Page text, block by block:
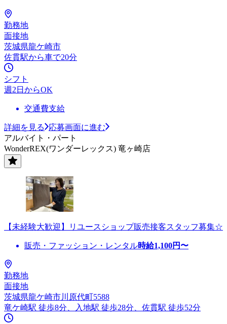
勤務地
面接地
茨城県龍ケ崎市
佐貫駅から車で20分
シフト
週2日からOK
交通費支給
詳細を見る
応募画面に進む
アルバイト・パート
WonderREX(ワンダーレックス) 竜ヶ崎店
【未経験大歓迎】リユースショップ販売接客スタッフ募集☆
販売・ファッション・レンタル時給1,100円〜
勤務地
面接地
茨城県龍ケ崎市川原代町5588
竜ケ崎駅 徒歩8分、入地駅 徒歩28分、佐貫駅 徒歩52分